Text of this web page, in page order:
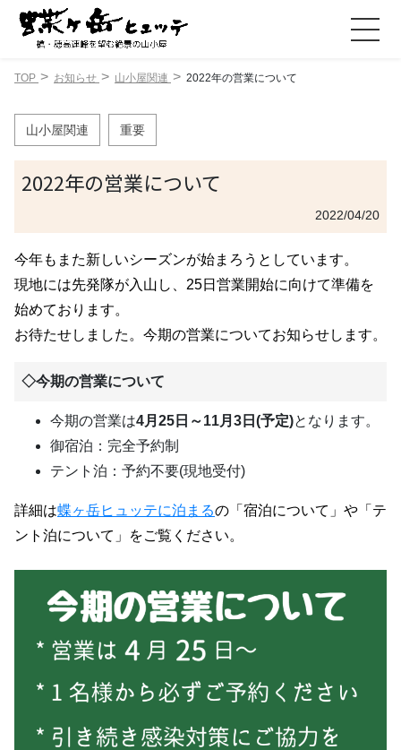
TOP お知らせ 山小屋関連 2022年の営業について
山小屋関連 重要
2022年の営業について
2022/04/20
今年もまた新しいシーズンが始まろうとしています。
現地には先発隊が入山し、25日営業開始に向けて準備を
始めております。
お待たせしました。今期の営業についてお知らせします。
◇今期の営業について
今期の営業は4月25日～11月3日(予定)となります。
御宿泊：完全予約制
テント泊：予約不要(現地受付)
詳細は蝶ヶ岳ヒュッテに泊まるの「宿泊について」や「テ
ント泊について」をご覧ください。